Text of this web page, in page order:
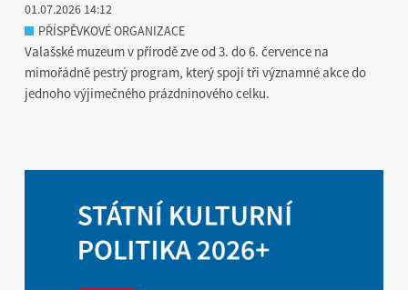
01.07.2026 14:12
PŘÍSPĚVKOVÉ ORGANIZACE
Valašské muzeum v přírodě zve od 3. do 6. července na
mimořádně pestrý program, který spojí tři významné akce do
jednoho výjimečného prázdninového celku.